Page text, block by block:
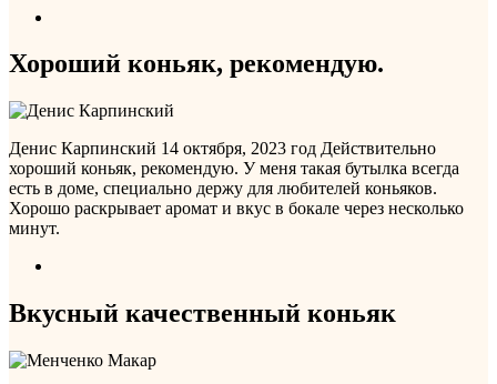
Хороший коньяк, рекомендую.
Денис Карпинский 14 октября, 2023 год Действительно
хороший коньяк, рекомендую. У меня такая бутылка всегда
есть в доме, специально держу для любителей коньяков.
Хорошо раскрывает аромат и вкус в бокале через несколько
минут.
Вкусный качественный коньяк